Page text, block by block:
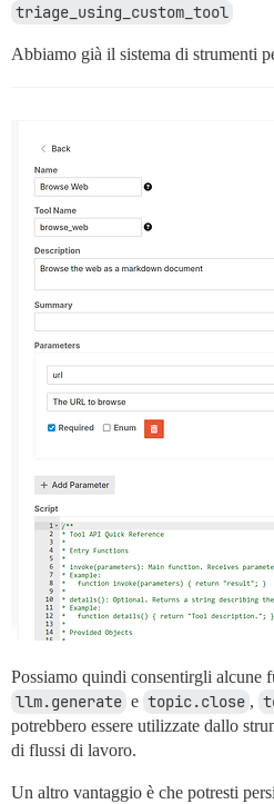
triage_using_custom_tool
Abbiamo già il sistema di strumenti
Possiamo quindi consentirgli alcune
llm.generate e topic.close ,
potrebbero essere utilizzate dallo
di flussi di lavoro.
Un altro vantaggio è che potresti